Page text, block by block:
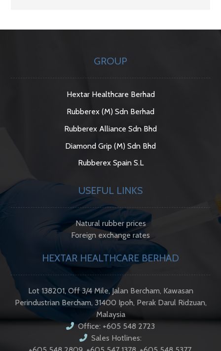
GROUP
Hextar Healthcare Berhad
Rubberex (M) Sdn Berhad
Rubberex Alliance Sdn Bhd
Diamond Grip (M) Sdn Bhd
Rubberex Spain S.L
USEFUL LINKS
Natural rubber prices
Foreign exchange rates
HEXTAR HEALTHCARE BERHAD
Lot 138201, Off 3/4 Mile, Jalan Bercham, Kawasan
Perindustrian Bercham, 31400 Ipoh, Perak Darul Ridzuan,
Malaysia
Office: +605 548 2723
Sales Hotlines: